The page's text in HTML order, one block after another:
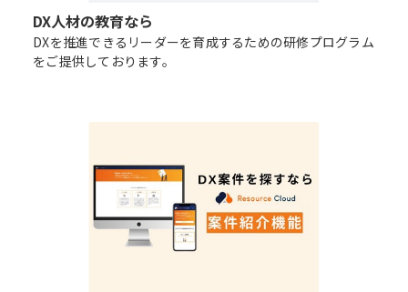
DX人材の教育なら
DXを推進できるリーダーを育成するための研修プログラム
をご提供しております。